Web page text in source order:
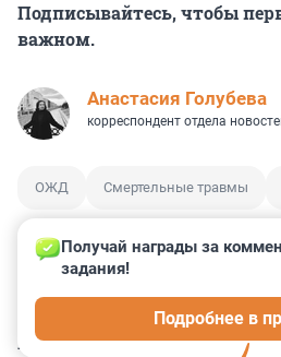
Подписывайтесь, чтобы
важном.
Анастасия Голубева
корреспондент отдела
ОЖД Смертельные травмы
КОММЕНТАРИИ 8
Получай награды за
задания!
Подробнее в